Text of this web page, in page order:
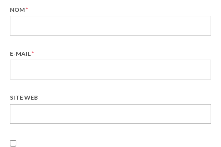
NOM*
E-MAIL*
SITE WEB